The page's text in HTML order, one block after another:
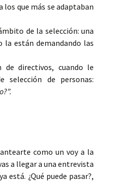
que más se adaptaban
de la selección: una
la están demandando las
directivos, cuando le
de personas:
como un voy a la
a llegar a una entrevista
está. ¿Qué puede pasar?,